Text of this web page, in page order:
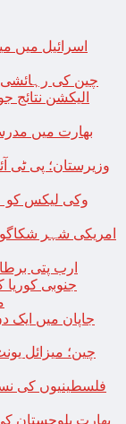
چین کی رہائشی
الیکشن نتائج
وزیرستان؛ پی ٹی
وکی لیکس کو
امریکی شہر
ارب پتی
جنوبی
فلسطینیوں کی
بھارت بلوچستان